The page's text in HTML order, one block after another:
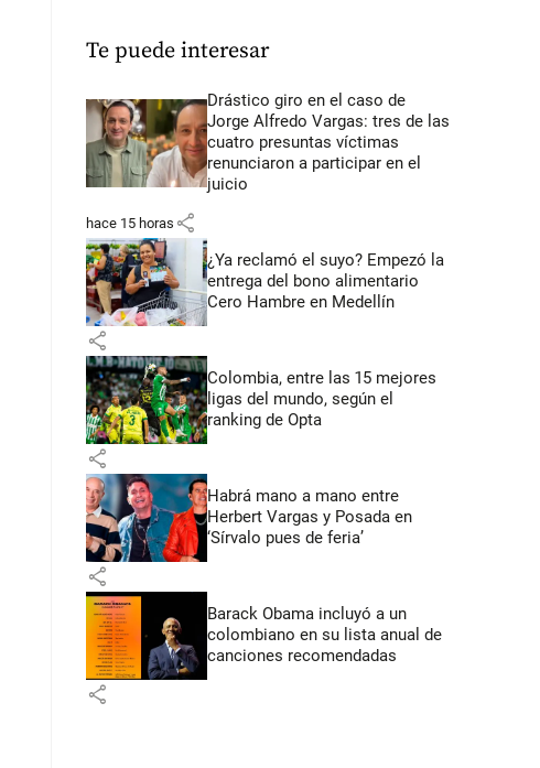
Te puede interesar
Drástico giro en el caso de
Jorge Alfredo Vargas: tres de las
cuatro presuntas víctimas
renunciaron a participar en el
juicio
hace 15 horas share
¿Ya reclamó el suyo? Empezó la
entrega del bono alimentario
Cero Hambre en Medellín
share
Colombia, entre las 15 mejores
ligas del mundo, según el
ranking de Opta
share
Habrá mano a mano entre
Herbert Vargas y Posada en
‘Sírvalo pues de feria’
share
Barack Obama incluyó a un
colombiano en su lista anual de
canciones recomendadas
share